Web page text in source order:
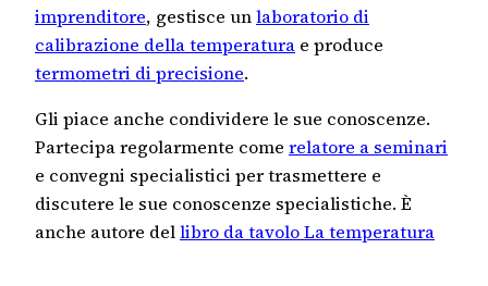
imprenditore, gestisce unlaboratorio di
calibrazione della temperatura e produce
termometri di precisione.
Gli piace anche condividere le sue conoscenze.
Partecipa regolarmente come relatore a seminari
e convegni specialistici per trasmettere e
discutere le sue conoscenze specialistiche. È
anche autore dellibro da tavolo La temperatura